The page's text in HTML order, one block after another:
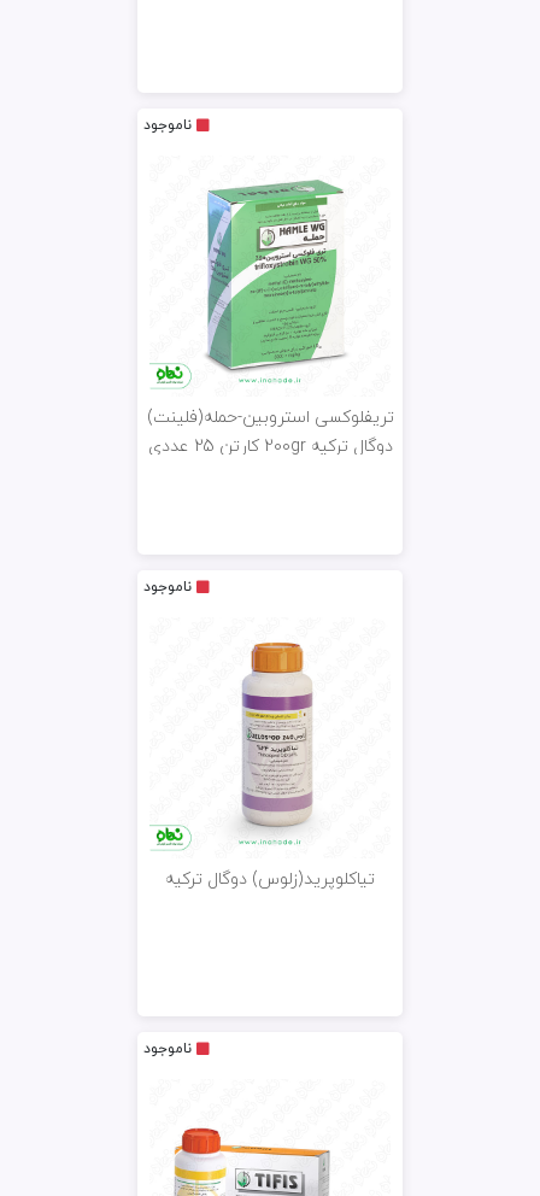
ناموجود
تریفلوکسی استروبین-حمله(فلینت)
دوگال ترکیه 200gr کارتن 25 عددی
ناموجود
تیاکلوپرید(زلوس) دوگال ترکیه
ناموجود